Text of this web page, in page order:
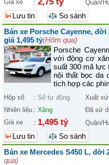
Giá xe
: Quận/
Lưu tin
So sánh
Bán xe Porsche Cayenne, đời
giá 1,495 tỷ(Hôm qua)
Porsche
với động cơ
suất 300 mã lực
nội thất bọc da
tích hợp các
Hộp số : Số tự động Xuất xứ
Nhiên liệu : Xăng Đã sử
Giá xe
: 1,495 tỷ Quận/
Lưu tin
So sánh
Bán xe Mercedes S450 L, đời
qua)